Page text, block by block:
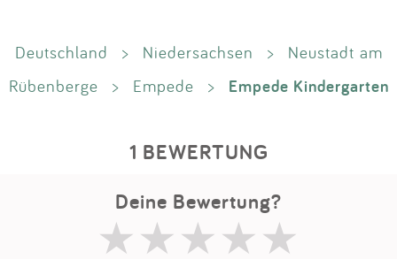
Deutschland > Niedersachsen >
Neustadt am
Rübenberge
> Empede > Empede Kindergarten
1 BEWERTUNG
Deine Bewertung?